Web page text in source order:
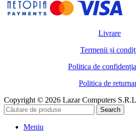
Livrare
Termenii și
Politica de
Politica de
Copyright © 2026 Lazar Computers
Search
Meniu